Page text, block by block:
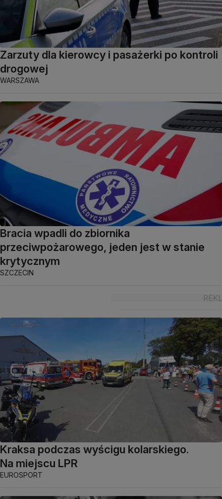
Zarzuty dla kierowcy i pasażerki po kontroli
drogowej
WARSZAWA
Bracia wpadli do zbiornika
przeciwpożarowego, jeden jest w stanie
krytycznym
SZCZECIN
Kraksa podczas wyścigu kolarskiego.
Na miejscu LPR
EUROSPORT